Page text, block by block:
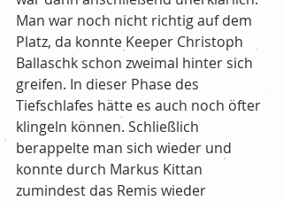
Man war noch nicht richtig auf dem
Platz, da konnte Keeper Christoph
Ballaschk schon zweimal hinter sich
greifen. In dieser Phase des
Tiefschlafes hätte es auch noch öfter
klingeln können. Schließlich
berappelte man sich wieder und
konnte durch Markus Kittan
zumindest das Remis wieder